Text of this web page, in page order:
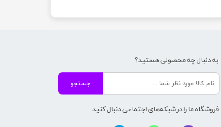
به دنبال چه محصولی هستید؟
جستجو
فروشگاه ما را در شبکه‌های اجتماعی دنبال کنید: